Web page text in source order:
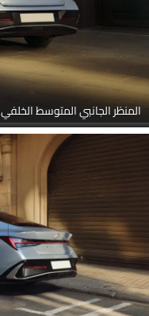
المنظر الجانبي المتوسط الخلفي